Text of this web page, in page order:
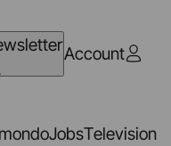
Account
JobsTelevision